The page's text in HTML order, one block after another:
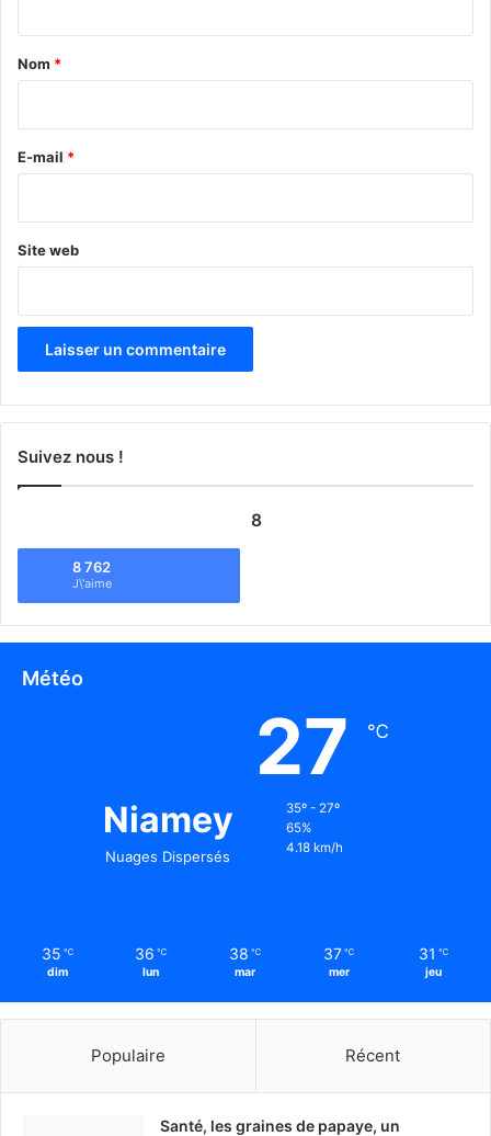
a
e
Nom *
E-mail *
Site web
Suivez nous !
8
8 762
J\'aime
Météo
Niamey
Nuages Dispersés
27 ℃
35º - 27º
65%
4.18 km/h
35 ℃
dim
36 ℃
lun
38 ℃
mar
37 ℃
mer
31 ℃
jeu
Populaire Récent
Santé, les graines de papaye, un